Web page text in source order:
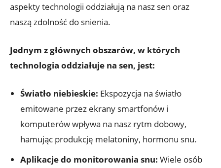
aspekty technologii oddziałują na nasz sen oraz
naszą zdolność do snienia.
Jednym z głównych obszarów, w których
technologia oddziałuje na sen, jest:
Światło niebieskie: Ekspozycja na światło
emitowane przez ekrany smartfonów i
komputerów wpływa na nasz rytm dobowy,
hamując produkcję melatoniny, hormonu snu.
Aplikacje do monitorowania snu: Wiele osób